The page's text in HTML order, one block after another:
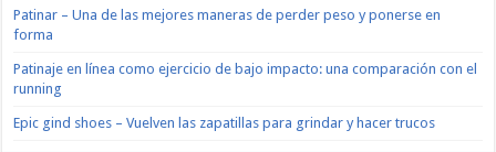
Patinar – Una de las mejores maneras de perder peso y ponerse en
forma
Patinaje en línea como ejercicio de bajo impacto: una comparación con el
running
Epic gind shoes – Vuelven las zapatillas para grindar y hacer trucos